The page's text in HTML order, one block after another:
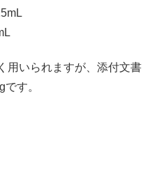
用いられますが、添付文書
す。